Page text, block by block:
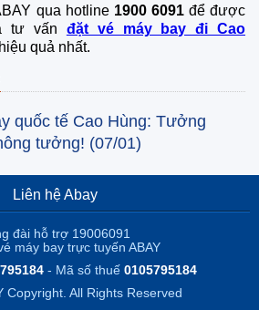
qua hotline 1900 6091để được
tư vấn đặt vé máy bay đi Cao
quả nhất.
quốc tế Cao Hùng: Tưởng
tưởng! (07/01)
Liên hệ Abay
đài hỗ trợ 19006091
máy bay trực tuyến ABAY
- Mã số thuế 0105795184
Copyright. All Rights Reserved